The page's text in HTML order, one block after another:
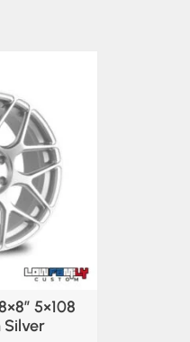
5×108
Silver